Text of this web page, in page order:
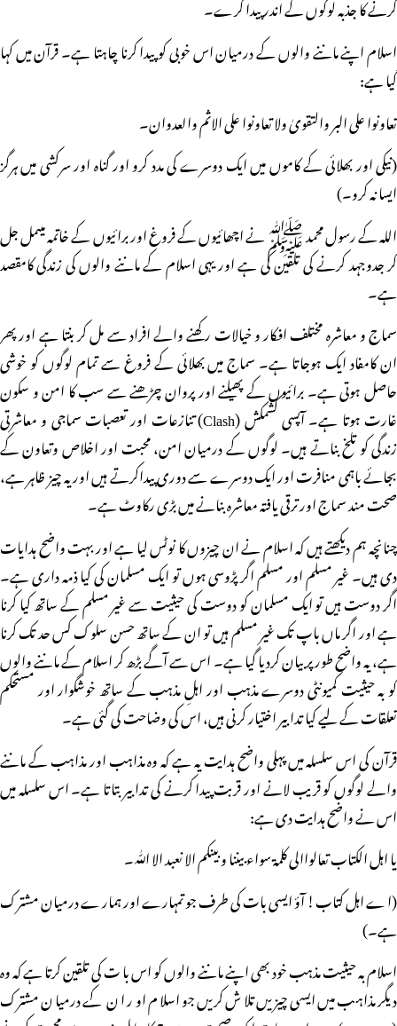
کرنے کا جذبہ لوگوں کے اندر پیدا کرے۔
اسلام اپنے ماننے والوں کے درمیان اس خوبی کو پیدا کرنا چاہتا ہے۔ قرآن میں کہا
گیا ہے:
تعاونوا علی البر والتقویٰ ولا تعاونوا علی الاثم والعدوان۔
(نیکی اور بھلائی کے کاموں میں ایک دوسرے کی مدد کرو اور گناہ اور سرکشی میں ہرگز
ایسا نہ کرو۔)
اللہ کے رسول محمد ﷺ نے اچھائیوں کے فروغ اور برائیوں کے خاتمہ میںمل جل
کر جدوجہد کرنے کی تلقین کی ہے اور یہی اسلام کے ماننے والوں کی زندگی کامقصد
ہے۔
سماج و معاشرہ مختلف افکار و خیالات رکھنے والے افراد سے مل کر بنتا ہے اور پھر
ان کامفاد ایک ہوجاتا ہے۔ سماج میں بھلائی کے فروغ سے تمام لوگوں کو خوشی
حاصل ہوتی ہے۔ برائیوں کے پھیلنے اور پروان چڑھنے سے سب کا امن و سکون
غارت ہوتا ہے۔ آپسی کشمکش (Clash) تنازعات اور تعصبات سماجی و معاشرتی
زندگی کو تلخ بناتے ہیں۔ لوگوں کے درمیان امن، محبت اور اخلاص وتعاون کے
بجائے باہمی منافرت اور ایک دوسرے سے دوری پیداکرتے ہیں اور یہ چیز ظاہر ہے،
صحت مند سماج اور ترقی یافتہ معاشرہ بنانے میں بڑی رکاوٹ ہے۔
چنانچہ ہم دیکھتے ہیں کہ اسلام نے ان چیزوں کا نوٹس لیا ہے اور بہت واضح ہدایات
دی ہیں۔ غیر مسلم اور مسلم اگر پڑوسی ہوں تو ایک مسلمان کی کیا ذمہ داری ہے۔
اگر دوست ہیں تو ایک مسلمان کو دوست کی حیثیت سے غیر مسلم کے ساتھ کیا کرنا
ہے اور اگر ماں باپ تک غیر مسلم ہیں تو ان کے ساتھ حسن سلوک کس حد تک کرنا
ہے، یہ واضح طور پر بیان کردیا گیا ہے۔ اس سے آگے بڑھ کر اسلام کے ماننے والوں
کو بہ حیثیت کمیونٹی دوسرے مذہب اور اہلِ مذہب کے ساتھ خوشگوار اور مستحکم
تعلقات کے لیے کیا تدابیر اختیار کرنی ہیں، اس کی وضاحت کی گئی ہے۔
قرآن کی اس سلسلہ میں پہلی واضح ہدایت یہ ہے کہ وہ مذاہب اور مذاہب کے ماننے
والے لوگوں کو قریب لانے اور قربت پیدا کرنے کی تدابیر بتاتا ہے۔ اس سلسلہ میں
اس نے واضح ہدایت دی ہے:
یا اہل الکتاب تعالواالی کلمۃ سواء بیننا و بینکم الا نعبد الا اللّٰہ۔
(اے اہل کتاب! آؤ ایسی بات کی طرف جو تمہارے اور ہمارے درمیان مشترک
ہے۔)
اسلام بہ حیثیت مذہب خود بھی اپنے ماننے والوں کو اس با ت کی تلقین کرتا ہے کہ وہ
دیگر مذاہب میں ایسی چیزیں تلاش کریں جو اسلام اور ان کے درمیان مشترک